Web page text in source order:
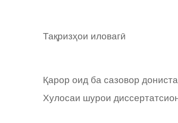
Тақризҳои иловагӣ
Қарор оид ба сазовор
Хулосаи шурои